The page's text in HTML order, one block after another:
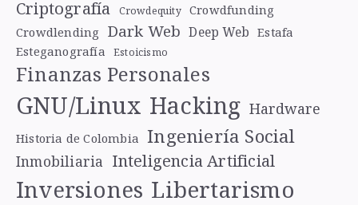
Criptografía Crowdequity
Crowdfunding
Crowdlending Dark Web Deep Web Estafa
Esteganografía
Estoicismo
Finanzas Personales
GNU/Linux Hacking Hardware
Historia de Colombia Ingeniería Social
Inmobiliaria Inteligencia Artificial
Inversiones Libertarismo